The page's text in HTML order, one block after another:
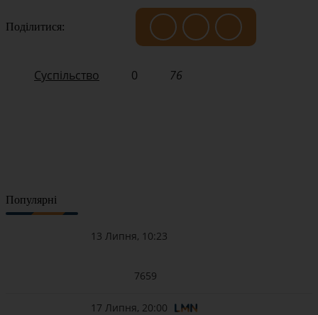
Поділитися:
Суспільство 0 76
Популярні
13 Липня, 10:23
7659
17 Липня, 20:00